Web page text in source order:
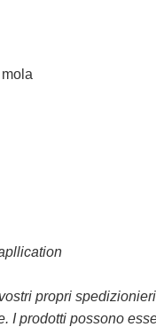
propri
I prodotti possono